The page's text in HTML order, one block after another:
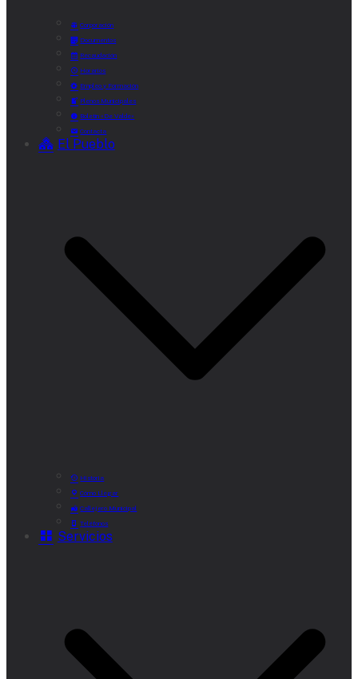
Corporación
Documentos
Recaudación
Horarios
Empleo y Formación
Plenos Municipales
Boletín «De Valde»
Contacta
El Pueblo
Historia
Cómo Llegar
Callejero Municipal
Teléfonos
Servicios